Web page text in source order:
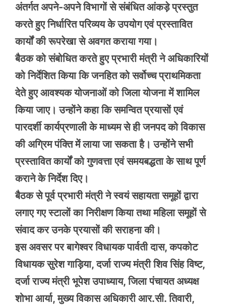
अंतर्गत अपने-अपने विभागों से संबंधित आंकड़े प्रस्तुत
करते हुए निर्धारित परिव्यय के उपयोग एवं प्रस्तावित
कार्यों की रूपरेखा से अवगत कराया गया।
बैठक को संबोधित करते हुए प्रभारी मंत्री ने अधिकारियों
को निर्देशित किया कि जनहित को सर्वोच्च प्राथमिकता
देते हुए आवश्यक योजनाओं को जिला योजना में शामिल
किया जाए। उन्होंने कहा कि समन्वित प्रयासों एवं
पारदर्शी कार्यप्रणाली के माध्यम से ही जनपद को विकास
की अग्रिम पंक्ति में लाया जा सकता है। उन्होंने सभी
प्रस्तावित कार्यों को गुणवत्ता एवं समयबद्धता के साथ पूर्ण
कराने के निर्देश दिए।
बैठक से पूर्व प्रभारी मंत्री ने स्वयं सहायता समूहों द्वारा
लगाए गए स्टालों का निरीक्षण किया तथा महिला समूहों से
संवाद कर उनके प्रयासों की सराहना की।
इस अवसर पर बागेश्वर विधायक पार्वती दास, कपकोट
विधायक सुरेश गाड़िया, दर्जा राज्य मंत्री शिव सिंह विष्ट,
दर्जा राज्य मंत्री भूपेश उपाध्याय, जिला पंचायत अध्यक्ष
शोभा आर्या, मुख्य विकास अधिकारी आर.सी. तिवारी,